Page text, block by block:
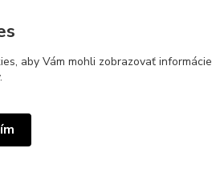
aby Vám mohli zobrazovať informácie